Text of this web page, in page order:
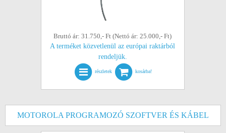
Bruttó ár: 31.750,- Ft (Nettó ár: 25.000,- Ft)
A terméket közvetlenül az európai raktárból
rendeljük.
részletek kosárba!
MOTOROLA PROGRAMOZÓ SZOFTVER ÉS KÁBEL